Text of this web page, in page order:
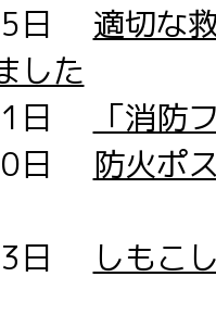
日 適切な
した
日
「消防
日 防火ポ
日
しもこ